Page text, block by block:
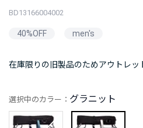
BD13166004002
40%OFF men's
在庫限りの旧製品のためアウトレッ
選択中のカラー： グラニット